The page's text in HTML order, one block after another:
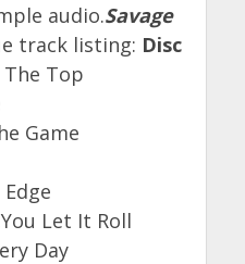
audio.Savage
track listing: Disc
The Top
Game
Let It Roll
Day